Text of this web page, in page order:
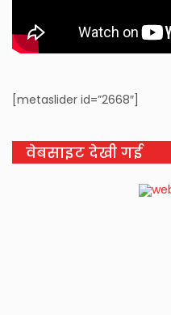
[metaslider id=”2668″]
वेबसाइट देखी गई